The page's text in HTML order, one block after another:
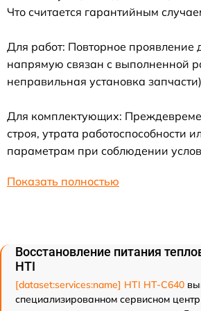
Что считается гарантийным
Для работ: Повторное проявление
напрямую связан с выполненной
неправильная установка
Для комплектующих:
строя, утрата работоспособности
параметрам при соблюдении
Показать полностью
Восстановление питания
HTI
[dataset:services:name] HTI HT-C640
специализированном сервисном